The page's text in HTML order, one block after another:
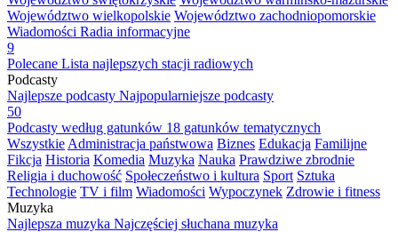
Województwo wielkopolskie Województwo zachodniopomorskie
Wiadomości Radia informacyjne
9
Polecane Lista najlepszych stacji radiowych
Podcasty
Najlepsze podcasty Najpopularniejsze podcasty
50
Podcasty według gatunków 18 gatunków tematycznych
Wszystkie Administracja państwowa Biznes Edukacja Familijne
Fikcja Historia Komedia Muzyka Nauka Prawdziwe zbrodnie
Religia i duchowość Społeczeństwo i kultura Sport Sztuka
Technologie TV i film Wiadomości Wypoczynek Zdrowie i fitness
Muzyka
Najlepsza muzyka Najczęściej słuchana muzyka